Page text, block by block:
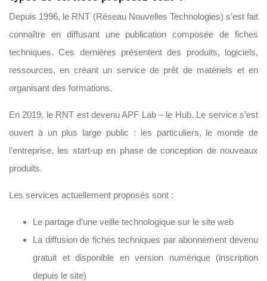
Depuis 1996, le RNT (Réseau Nouvelles Technologies) s’est fait
connaître en diffusant une publication composée de fiches
techniques. Ces dernières présentent des produits, logiciels,
ressources, en créant un service de prêt de matériels et en
organisant des formations.
En 2019, le RNT est devenu APF Lab – le Hub. Le service s’est
ouvert à un plus large public : les particuliers, le monde de
l’entreprise, les start-up en phase de conception de nouveaux
produits.
Les services actuellement proposés sont :
Le partage d’une veille technologique sur le site web
La diffusion de fiches techniques par abonnement devenu
gratuit et disponible en version numérique (inscription
depuis le site)